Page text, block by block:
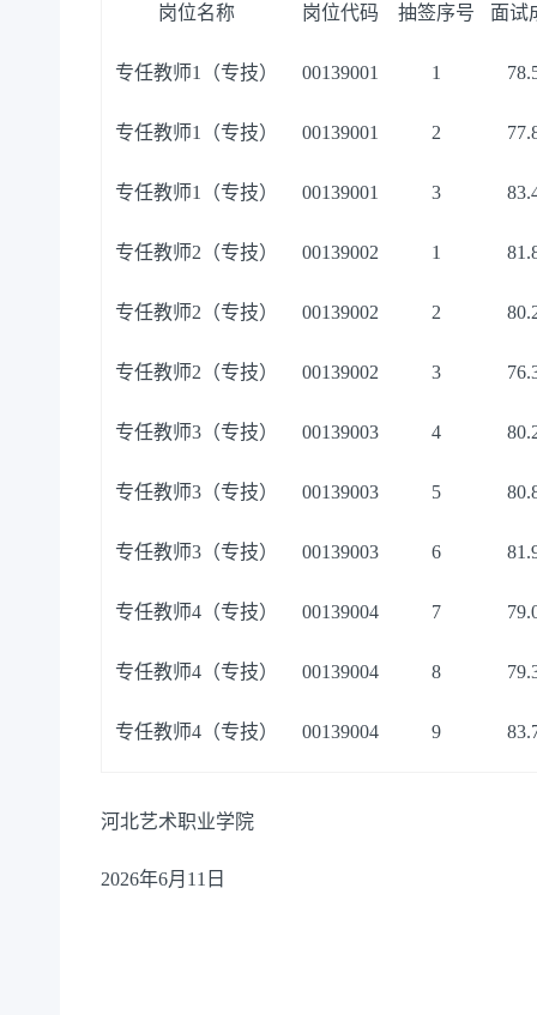
岗位名称 岗位代码 抽签序号 面试
专任教师1（专技） 00139001 1
专任教师1（专技） 00139001 2
专任教师1（专技） 00139001 3
专任教师2（专技） 00139002 1
专任教师2（专技） 00139002 2
专任教师2（专技） 00139002 3
专任教师3（专技） 00139003 4
专任教师3（专技） 00139003 5
专任教师3（专技） 00139003 6
专任教师4（专技） 00139004 7
专任教师4（专技） 00139004 8
专任教师4（专技） 00139004 9
河北艺术职业学院
2026年6月11日